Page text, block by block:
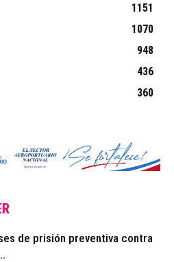
1151
1070
948
436
360
de prisión preventiva contra